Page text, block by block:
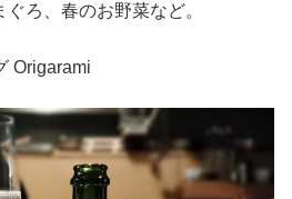
ろ、春のお野菜など。
Origarami